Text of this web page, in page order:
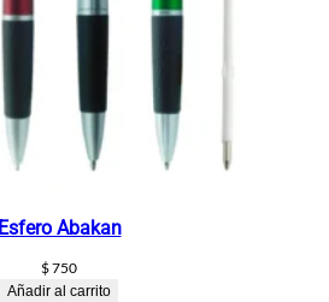
Esfero Abakan
$750
Añadir al carrito